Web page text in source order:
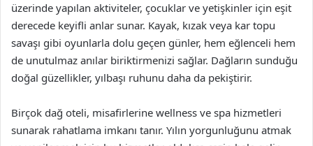
üzerinde yapılan aktiviteler, çocuklar ve yetişkinler için eşit
derecede keyifli anlar sunar. Kayak, kızak veya kar topu
savaşı gibi oyunlarla dolu geçen günler, hem eğlenceli hem
de unutulmaz anılar biriktirmenizi sağlar. Dağların sunduğu
doğal güzellikler, yılbaşı ruhunu daha da pekiştirir.
Birçok dağ oteli, misafirlerine wellness ve spa hizmetleri
sunarak rahatlama imkanı tanır. Yılın yorgunluğunu atmak